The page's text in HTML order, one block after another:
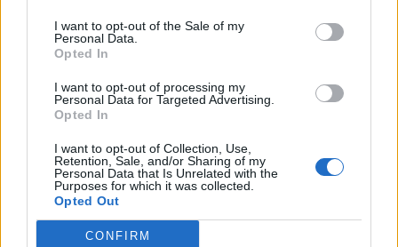
I want to opt-out of the Sale of my
Personal Data.
Opted In
I want to opt-out of processing my
Personal Data for Targeted Advertising.
Opted In
I want to opt-out of Collection, Use,
Retention, Sale, and/or Sharing of my
Personal Data that Is Unrelated with the
Purposes for which it was collected.
Opted Out
CONFIRM
Θέσεις εργασίας
Θέσεις Εργασίας ανά Ειδικότητα
Θέσεις Εργασίας ανά Εταιρεία